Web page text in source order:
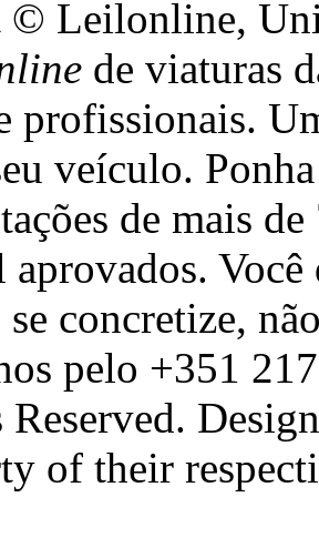
Leilonline,
de viaturas
profissionais.
veículo.
de mais
aprovados.
concretize,
pelo +351
of their